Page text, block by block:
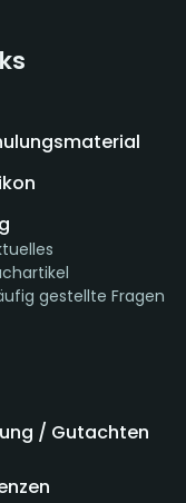
gestellte Fragen
/ Gutachten